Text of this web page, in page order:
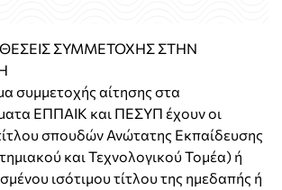
ΣΥΜΜΕΤΟΧΗΣ ΣΤΗΝ
συμμετοχής αίτησης στα
ΕΠΠΑΙΚ και ΠΕΣΥΠ έχουν οι
σπουδών Ανώτατης Εκπαίδευσης
και Τεχνολογικού Τομέα) ή
ισότιμου τίτλου της ημεδαπής ή